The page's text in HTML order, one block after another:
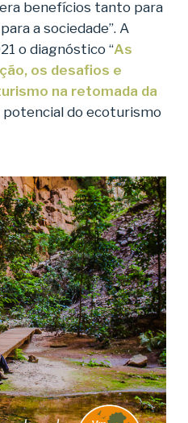
benefícios tanto para
a sociedade”. A
o diagnóstico “As
os desafios e
na retomada da
potencial do ecoturismo